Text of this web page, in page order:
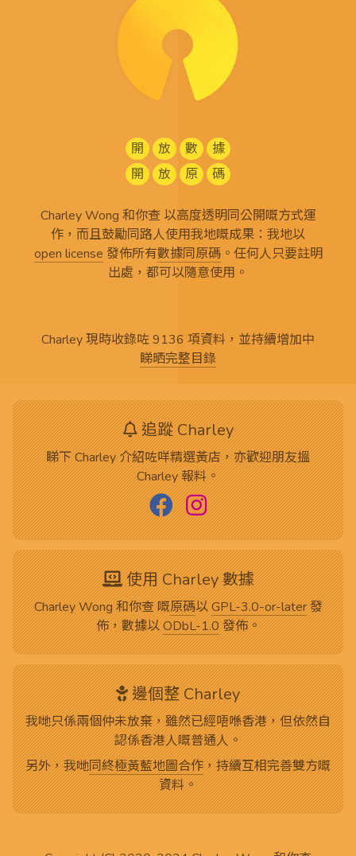
開 放 數
據
開
放 原 碼
Charley Wong 和你查 以高度透明同公開嘅方式運
作，而且鼓勵同路人使用我地嘅成果：我地以
open license 發佈所有數據同原碼。任何人只要註明
出處，都可以隨意使用。
Charley 現時收錄咗 9136 項資料，並持續增加中
睇晒完整目錄
追蹤 Charley
睇下 Charley 介紹咗咩精選黃店，亦歡迎朋友搵
Charley 報料。
使用 Charley 數據
Charley Wong 和你查 嘅原碼以GPL-3.0-or-later發
佈，數據以ODbL-1.0發佈。
邊個整 Charley
我哋只係兩個仲未放棄，雖然已經唔喺香港，但依然自
認係香港人嘅普通人。
另外，我哋同終極黃藍地圖合作，持續互相完善雙方嘅
資料。